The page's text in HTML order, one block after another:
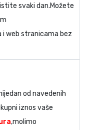
svaki dan.Možete
web stranicama bez
od navedenih
iznos vaše
,molimo